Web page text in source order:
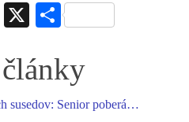
Li
ed
X S
re
susedov: Senior poberá…